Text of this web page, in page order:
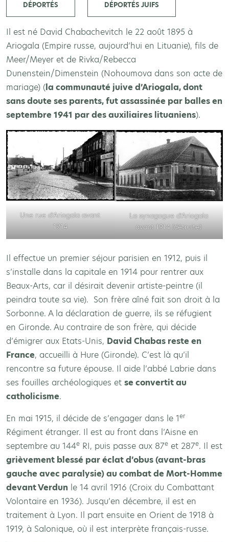
DÉPORTÉS DÉPORTÉS JUIFS
Il est né David Chabachevitch le 22 août 1895 à
Ariogala (Empire russe, aujourd’hui en Lituanie), fils de
Meer/Meyer et de Rivka/Rebecca
Dunenstein/Dimenstein (Nohoumova dans son acte de
mariage) (la communauté juive d’Ariogala, dont
sans doute ses parents, fut assassinée par balles en
septembre 1941 par des auxiliaires lituaniens).
Une rue d’Ariogala avant
1914
La synagogue d’Ariogala
avant 1914 (détruite)
Il effectue un premier séjour parisien en 1912, puis il
s’installe dans la capitale en 1914 pour rentrer aux
Beaux-Arts, car il désirait devenir artiste-peintre (il
peindra toute sa vie). Son frère aîné fait son droit à la
Sorbonne. A la déclaration de guerre, ils se réfugient
en Gironde. Au contraire de son frère, qui décide
d’émigrer aux Etats-Unis, David Chabas reste en
France, accueilli à Hure (Gironde). C’est là qu’il
rencontre sa future épouse. Il aide l’abbé Labrie dans
ses fouilles archéologiques et se convertit au
catholicisme.
En mai 1915, il décide de s’engager dans le 1er
Régiment étranger. Il est au front dans l’Aisne en
septembre au 144e RI, puis passe aux 87e et 287e. Il est
grièvement blessé par éclat d’obus (avant-bras
gauche avec paralysie) au combat de Mort-Homme
devant Verdun le 14 avril 1916 (Croix du Combattant
Volontaire en 1936). Jusqu’en décembre, il est en
traitement à Lyon. Il part ensuite en Orient de 1918 à
1919, à Salonique, où il est interprète français-russe.